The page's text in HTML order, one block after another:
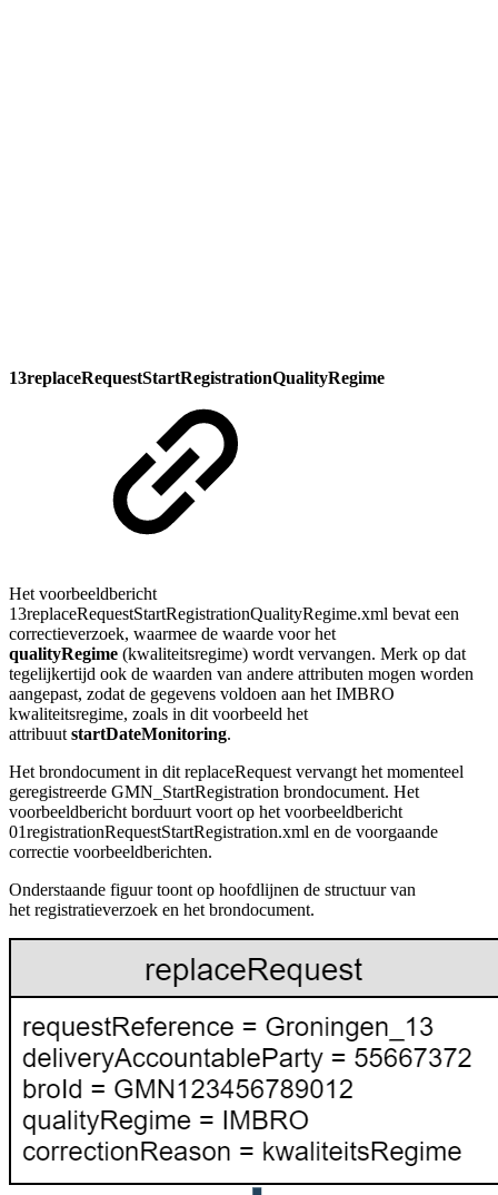
13replaceRequestStartRegistrationQualityRegime
Het voorbeeldbericht
13replaceRequestStartRegistrationQualityRegime.xml bevat een
correctieverzoek, waarmee de waarde voor het
qualityRegime (kwaliteitsregime) wordt vervangen. Merk op dat
tegelijkertijd ook de waarden van andere attributen mogen worden
aangepast, zodat de gegevens voldoen aan het IMBRO
kwaliteitsregime, zoals in dit voorbeeld het
attribuut startDateMonitoring.
Het brondocument in dit replaceRequest vervangt het momenteel
geregistreerde GMN_StartRegistration brondocument. Het
voorbeeldbericht borduurt voort op het voorbeeldbericht
01registrationRequestStartRegistration.xml en de voorgaande
correctie voorbeeldberichten.
Onderstaande figuur toont op hoofdlijnen de structuur van
het registratieverzoek en het brondocument.